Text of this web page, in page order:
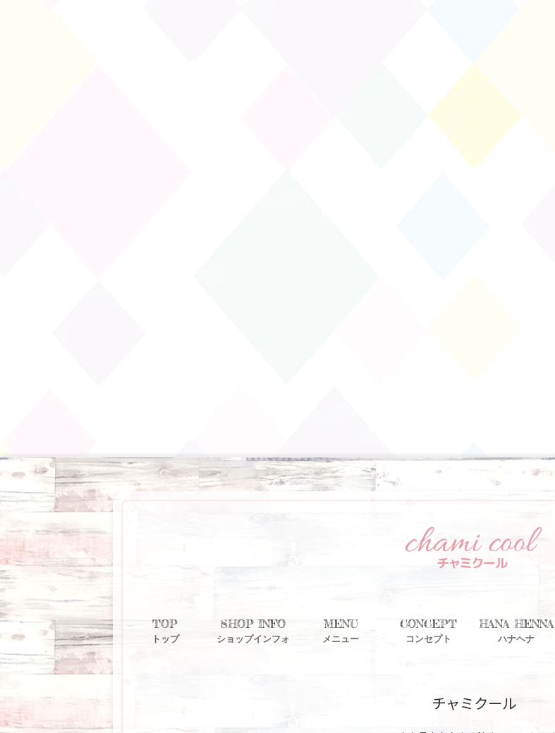
TOP
トップ
SHOP INFO
ショップインフォ
MENU
メニュー
CONCEPT
コンセプト
HANA HENNA
ハナヘナ
チャミクール